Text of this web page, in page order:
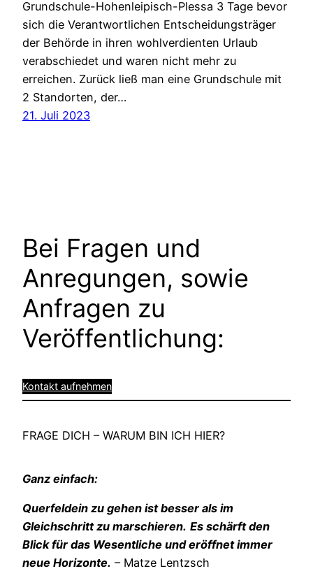
Grundschule-Hohenleipisch-Plessa 3 Tage bevor
sich die Verantwortlichen Entscheidungsträger
der Behörde in ihren wohlverdienten Urlaub
verabschiedet und waren nicht mehr zu
erreichen. Zurück ließ man eine Grundschule mit
2 Standorten, der…
21. Juli 2023
Bei Fragen und
Anregungen, sowie
Anfragen zu
Veröffentlichung:
Kontakt aufnehmen
FRAGE DICH – WARUM BIN ICH HIER?
Ganz einfach:
Querfeldein zu gehen ist besser als im
Gleichschritt zu marschieren. Es schärft den
Blick für das Wesentliche und eröffnet immer
neue Horizonte. – Matze Lentzsch